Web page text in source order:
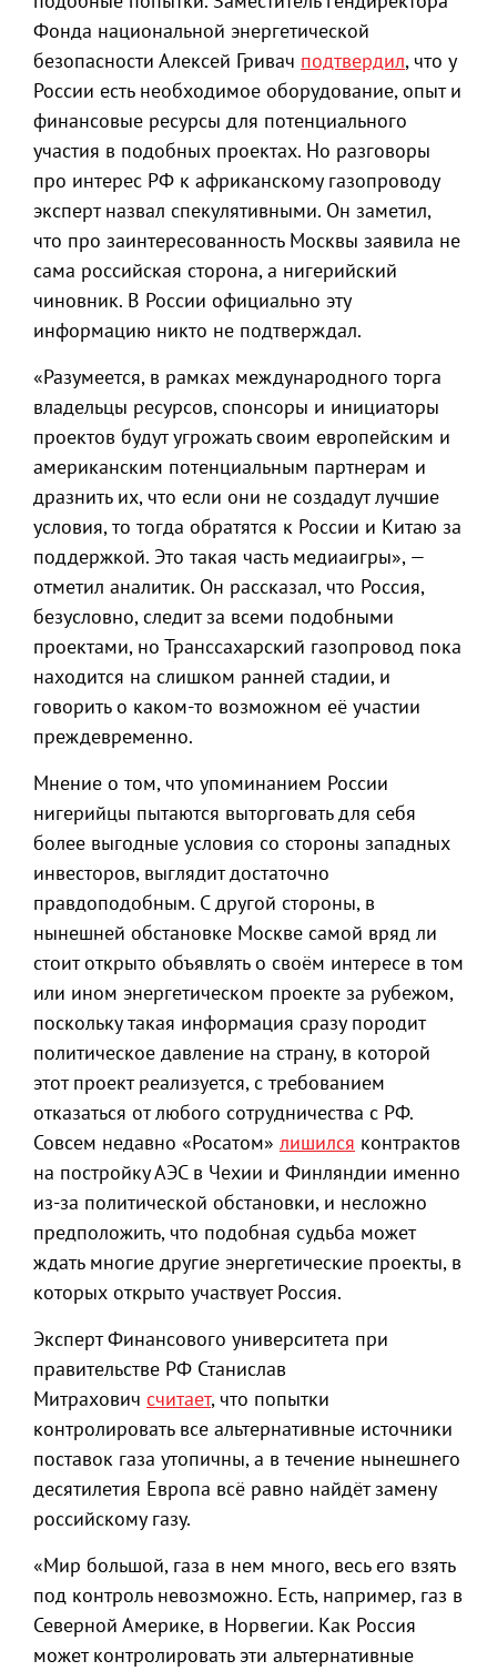
Фонда национальной энергетической
безопасности Алексей Гривач подтвердил, что у
России есть необходимое оборудование, опыт и
финансовые ресурсы для потенциального
участия в подобных проектах. Но разговоры
про интерес РФ к африканскому газопроводу
эксперт назвал спекулятивными. Он заметил,
что про заинтересованность Москвы заявила не
сама российская сторона, а нигерийский
чиновник. В России официально эту
информацию никто не подтверждал.
«Разумеется, в рамках международного торга
владельцы ресурсов, спонсоры и инициаторы
проектов будут угрожать своим европейским и
американским потенциальным партнерам и
дразнить их, что если они не создадут лучшие
условия, то тогда обратятся к России и Китаю за
поддержкой. Это такая часть медиаигры», —
отметил аналитик. Он рассказал, что Россия,
безусловно, следит за всеми подобными
проектами, но Транссахарский газопровод пока
находится на слишком ранней стадии, и
говорить о каком-то возможном её участии
преждевременно.
Мнение о том, что упоминанием России
нигерийцы пытаются выторговать для себя
более выгодные условия со стороны западных
инвесторов, выглядит достаточно
правдоподобным. С другой стороны, в
нынешней обстановке Москве самой вряд ли
стоит открыто объявлять о своём интересе в том
или ином энергетическом проекте за рубежом,
поскольку такая информация сразу породит
политическое давление на страну, в которой
этот проект реализуется, с требованием
отказаться от любого сотрудничества с РФ.
Совсем недавно «Росатом» лишился контрактов
на постройку АЭС в Чехии и Финляндии именно
из-за политической обстановки, и несложно
предположить, что подобная судьба может
ждать многие другие энергетические проекты, в
которых открыто участвует Россия.
Эксперт Финансового университета при
правительстве РФ Станислав
Митрахович считает, что попытки
контролировать все альтернативные источники
поставок газа утопичны, а в течение нынешнего
десятилетия Европа всё равно найдёт замену
российскому газу.
«Мир большой, газа в нем много, весь его взять
под контроль невозможно. Есть, например, газ в
Северной Америке, в Норвегии. Как Россия
может контролировать эти альтернативные